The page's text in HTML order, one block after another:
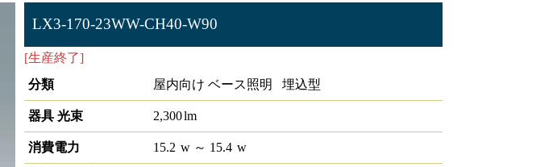
LX3-170-23WW-CH40-W90
[生産終了]
分類
屋内向け ベース照明 埋込型
器具 光束 2,300lm
消費電力 15.2 w ～ 15.4 w